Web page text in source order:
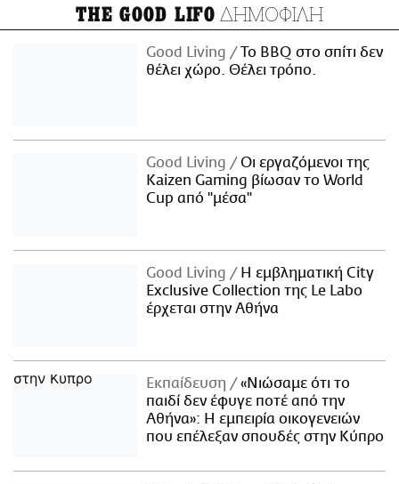
THE GOOD LIFO ΔΗΜΟΦΙΛΗ
Good Living
Το BBQ στο σπίτι δεν
θέλει χώρο. Θέλει τρόπο.
Good Living
Οι εργαζόμενοι της
Kaizen Gaming βίωσαν το World
Cup από "μέσα"
Good Living
Η εμβληματική City
Exclusive Collection της Le Labo
έρχεται στην Αθήνα
Εκπαίδευση
«Νιώσαμε ότι το
παιδί δεν έφυγε ποτέ από την
Αθήνα»: Η εμπειρία οικογενειών
που επέλεξαν σπουδές στην Κύπρο